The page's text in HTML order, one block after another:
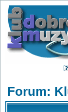
Forum: